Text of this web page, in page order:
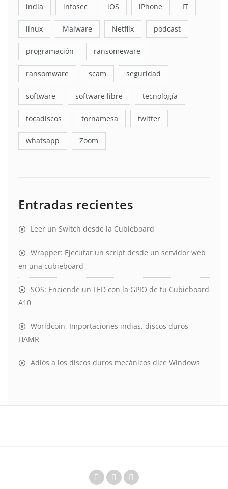
india infosec iOS iPhone IT
linux Malware Netflix podcast
programación ransomeware
ransomware scam seguridad
software software libre tecnología
tocadiscos tornamesa twitter
whatsapp Zoom
Entradas recientes
Leer un Switch desde la Cubieboard
Wrapper: Ejecutar un script desde un servidor web
en una cubieboard
SOS: Enciende un LED con la GPIO de tu Cubieboard
A10
Worldcoin, Importaciones indias, discos duros
HAMR
Adiós a los discos duros mecánicos dice Windows